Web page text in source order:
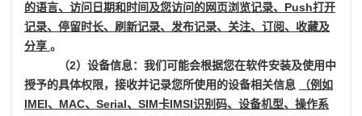
的语言、访问日期和时间及您访问的网页浏览记录、Push打开
记录、停留时长、刷新记录、发布记录、关注、订阅、收藏及
分享 。
（2）设备信息：我们可能会根据您在软件安装及使用中
授予的具体权限，接收并记录您所使用的设备相关信息
（例如
IMEI、MAC、Serial、SIM卡IMSI识别码、设备机型、操作系